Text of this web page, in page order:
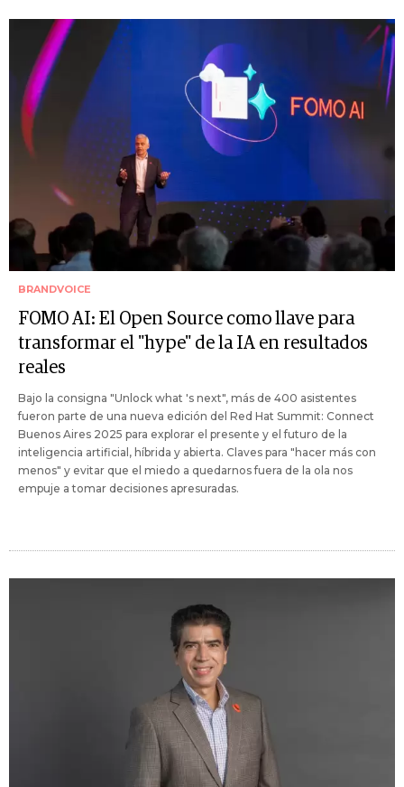
BRANDVOICE
FOMO AI: El Open Source como llave para
transformar el "hype" de la IA en resultados
reales
Bajo la consigna "Unlock what 's next", más de 400 asistentes
fueron parte de una nueva edición del Red Hat Summit: Connect
Buenos Aires 2025 para explorar el presente y el futuro de la
inteligencia artificial, híbrida y abierta. Claves para "hacer más con
menos" y evitar que el miedo a quedarnos fuera de la ola nos
empuje a tomar decisiones apresuradas.